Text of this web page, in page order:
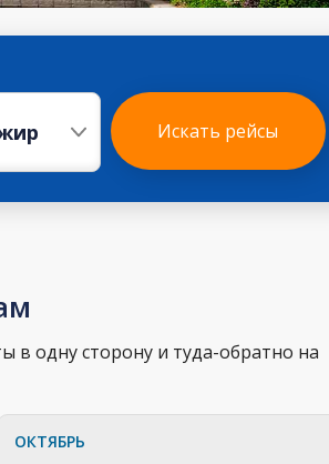
Искать рейсы
в одну сторону и туда-обратно на
ОКТЯБРЬ